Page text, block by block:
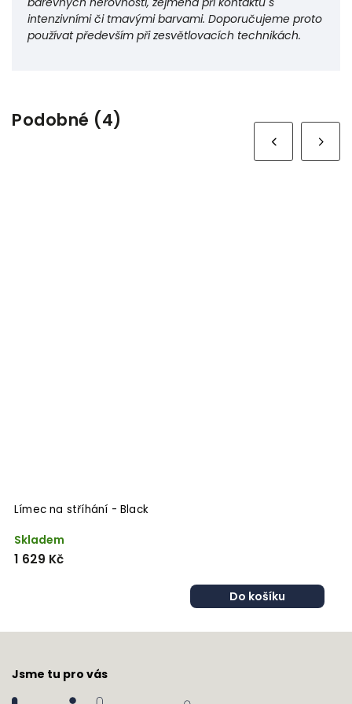
intenzivními či tmavými barvami. Doporučujeme proto
používat především při zesvětlovacích technikách.
Podobné (4)
Límec na stříhání - Black
Skladem
1 629 Kč
Do košíku
Next
Jsme tu pro vás